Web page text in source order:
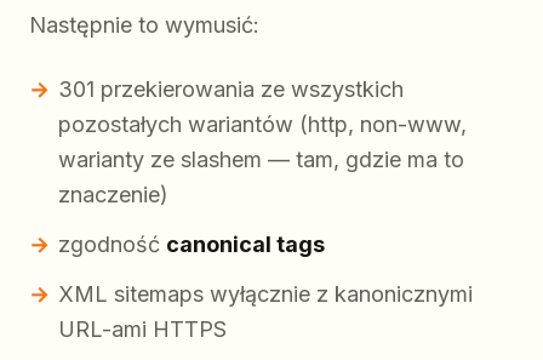
Następnie to wymusić:
301 przekierowania ze wszystkich
pozostałych wariantów (http, non-www,
warianty ze slashem — tam, gdzie ma to
znaczenie)
zgodność canonical tags
XML sitemaps wyłącznie z kanonicznymi
URL-ami HTTPS